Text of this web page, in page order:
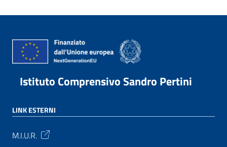
Istituto Comprensivo Sandro Pertini
LINK ESTERNI
M.I.U.R.